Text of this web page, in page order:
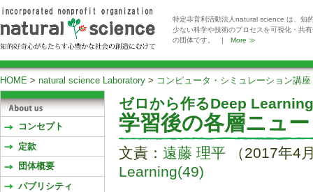
特定非営利活動法人natural science は、知
少ない科学や技術のプロセスを可視化・共
の団体です。 | More ≫
HOME > natural science Laboratory > コンピュータ・シミュレーション講座
ゼロから作るDeep Learning
学習後の各層ニュ
文責： 遠藤 理平 （2017年4
Learning(49)
コンセプト
定款
団体概要
パブリシティ